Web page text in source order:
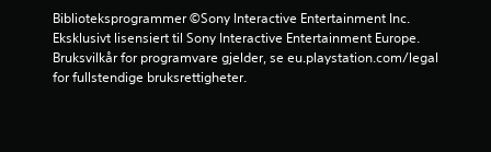
n
e
d
p
Biblioteksprogrammer ©Sony Interactive Entertainment Inc.
Eksklusivt lisensiert til Sony Interactive Entertainment Europe.
Bruksvilkår for programvare gjelder, se eu.playstation.com/legal
for fullstendige bruksrettigheter.